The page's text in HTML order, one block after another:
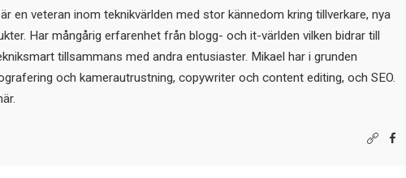
en veteran inom teknikvärlden med stor kännedom kring tillverkare, nya
Har mångårig erfarenhet från blogg- och it-världen vilken bidrar till
tillsammans med andra entusiaster. Mikael har i grunden
och kamerautrustning, copywriter och content editing, och SEO.
.